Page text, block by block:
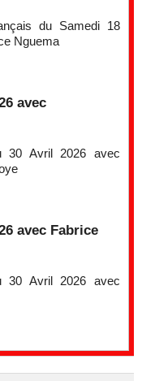
du Samedi 18
Nguema
avec
30 Avril 2026 avec
avec Fabrice
30 Avril 2026 avec